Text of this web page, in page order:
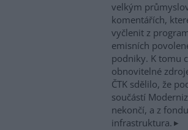
velkým
komentářích,
vyčlenit z
emisních
podniky. K tomu
obnovitelné
ČTK sdělilo, že
součástí
nekončí, a z
infrastruktura.